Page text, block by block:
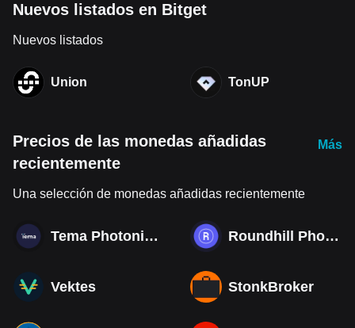
Nuevos listados en Bitget
Nuevos listados
Union TonUP
Precios de las monedas añadidas
recientemente
Más
Una selección de monedas añadidas recientemente
Tema Photonics & Optical ETF Roundhill Photonics & Optics ETF
Vektes StonkBroker